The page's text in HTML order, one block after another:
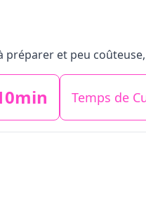
préparer et peu
Temps de